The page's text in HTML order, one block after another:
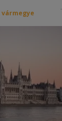
vármegye